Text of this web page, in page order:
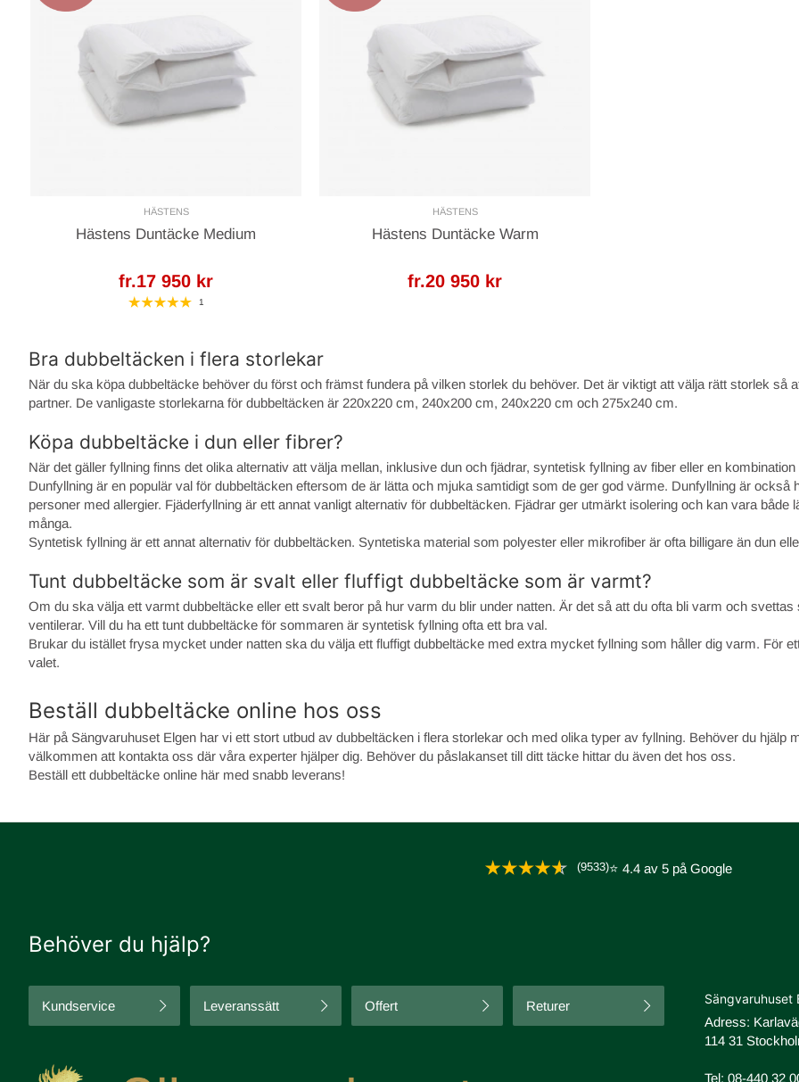
HÄSTENS
Hästens Duntäcke Medium
fr.17 950 kr
1
HÄSTENS
Hästens Duntäcke Warm
fr.20 950 kr
Bra dubbeltäcken i flera storlekar
När du ska köpa dubbeltäcke behöver du först och främst fundera på vilken storlek du behöver. Det är viktigt att välja rätt storlek så
partner. De vanligaste storlekarna för dubbeltäcken är 220x220 cm, 240x200 cm, 240x220 cm och 275x240 cm.
Köpa dubbeltäcke i dun eller fibrer?
När det gäller fyllning finns det olika alternativ att välja mellan, inklusive dun och fjädrar, syntetisk fyllning av fiber eller en
Dunfyllning är en populär val för dubbeltäcken eftersom de är lätta och mjuka samtidigt som de ger god värme. Dunfyllning är
personer med allergier. Fjäderfyllning är ett annat vanligt alternativ för dubbeltäcken. Fjädrar ger utmärkt isolering och kan vara
många.
Syntetisk fyllning är ett annat alternativ för dubbeltäcken. Syntetiska material som polyester eller mikrofiber är ofta billigare än dun
Tunt dubbeltäcke som är svalt eller fluffigt dubbeltäcke som är varmt?
Om du ska välja ett varmt dubbeltäcke eller ett svalt beror på hur varm du blir under natten. Är det så att du ofta bli varm och
ventilerar. Vill du ha ett tunt dubbeltäcke för sommaren är syntetisk fyllning ofta ett bra val.
Brukar du istället frysa mycket under natten ska du välja ett fluffigt dubbeltäcke med extra mycket fyllning som håller dig varm. För
valet.
Beställ dubbeltäcke online hos oss
Här på Sängvaruhuset Elgen har vi ett stort utbud av dubbeltäcken i flera storlekar och med olika typer av fyllning. Behöver du hjälp
välkommen att kontakta oss där våra experter hjälper dig. Behöver du påslakanset till ditt täcke hittar du även det hos oss.
Beställ ett dubbeltäcke online här med snabb leverans!
(9533)⭐ 4.4 av 5 på Google
Behöver du hjälp?
Kundservice Leveranssätt Offert Returer
Sängvaruhuset
Adress:
114 31
Tel: 08-440 32